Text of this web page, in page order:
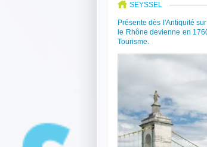
SEYSSEL
Présente dès l'Antiquité
le Rhône devienne en
Tourisme.